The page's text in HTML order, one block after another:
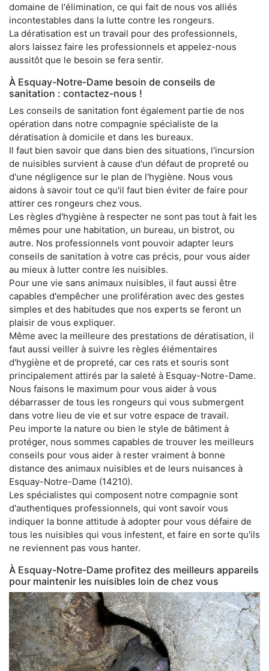
domaine de l'élimination, ce qui fait de nous vos alliés
incontestables dans la lutte contre les rongeurs.
La dératisation est un travail pour des professionnels,
alors laissez faire les professionnels et appelez-nous
aussitôt que le besoin se fera sentir.
À Esquay-Notre-Dame besoin de conseils de
sanitation : contactez-nous !
Les conseils de sanitation font également partie de nos
opération dans notre compagnie spécialiste de la
dératisation à domicile et dans les bureaux.
Il faut bien savoir que dans bien des situations, l'incursion
de nuisibles survient à cause d'un défaut de propreté ou
d'une négligence sur le plan de l'hygiène. Nous vous
aidons à savoir tout ce qu'il faut bien éviter de faire pour
attirer ces rongeurs chez vous.
Les règles d'hygiène à respecter ne sont pas tout à fait les
mêmes pour une habitation, un bureau, un bistrot, ou
autre. Nos professionnels vont pouvoir adapter leurs
conseils de sanitation à votre cas précis, pour vous aider
au mieux à lutter contre les nuisibles.
Pour une vie sans animaux nuisibles, il faut aussi être
capables d'empêcher une prolifération avec des gestes
simples et des habitudes que nos experts se feront un
plaisir de vous expliquer.
Même avec la meilleure des prestations de dératisation, il
faut aussi veiller à suivre les règles élémentaires
d'hygiène et de propreté, car ces rats et souris sont
principalement attirés par la saleté à Esquay-Notre-Dame.
Nous faisons le maximum pour vous aider à vous
débarrasser de tous les rongeurs qui vous submergent
dans votre lieu de vie et sur votre espace de travail.
Peu importe la nature ou bien le style de bâtiment à
protéger, nous sommes capables de trouver les meilleurs
conseils pour vous aider à rester vraiment à bonne
distance des animaux nuisibles et de leurs nuisances à
Esquay-Notre-Dame (14210).
Les spécialistes qui composent notre compagnie sont
d'authentiques professionnels, qui vont savoir vous
indiquer la bonne attitude à adopter pour vous défaire de
tous les nuisibles qui vous infestent, et faire en sorte qu'ils
ne reviennent pas vous hanter.
À Esquay-Notre-Dame profitez des meilleurs appareils
pour maintenir les nuisibles loin de chez vous